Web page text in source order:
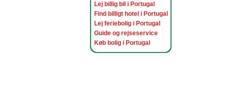
Lej billig bil i Portugal
Find billigt hotel i Portugal
Lej feriebolig i Portugal
Guide og rejseservice
Køb bolig i Portugal